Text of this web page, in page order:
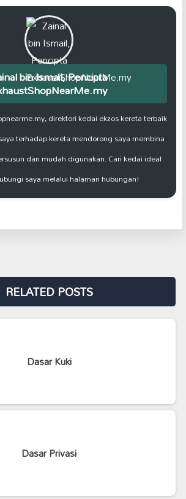
bin Ismail, Pencipta
direktori kedai ekzos kereta terbaik
terhadap kereta mendorong saya membina
dan mudah digunakan. Cari kedai ideal
saya melalui halaman hubungan!
RELATED POSTS
Dasar Kuki
Dasar Privasi